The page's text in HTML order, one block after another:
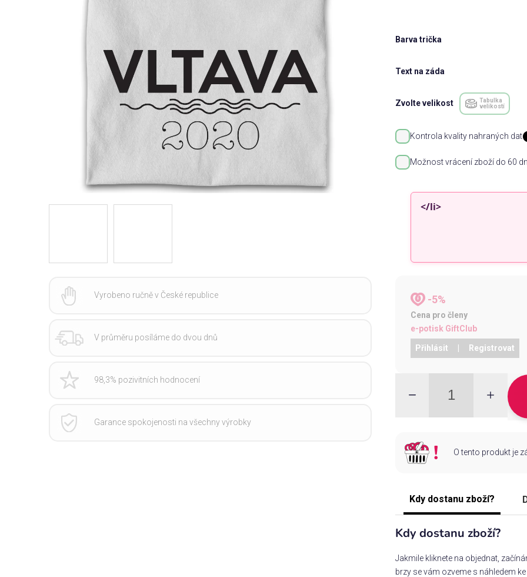
Barva trička
Text na záda
Zvolte velikost
Tabulka
velikostí
Kontrola kvality nahraných dat
Možnost vrácení zboží do 60
-5%
Cena pro členy
e-potisk GiftClub
Přihlásit Registrovat
O tento produkt je
Kdy dostanu zboží?
Kdy dostanu zboží?
Jakmile kliknete na objednat,
brzy se vám ozveme s náhledem
Vyrobeno ručně v České republice
V průměru posíláme do dvou dnů
98,3% pozivitních hodnocení
Garance spokojenosti na všechny výrobky